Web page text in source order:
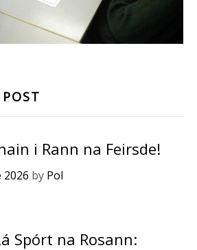
i Rann na Feirsde!
2026 by Pol
Spórt na Rosann: